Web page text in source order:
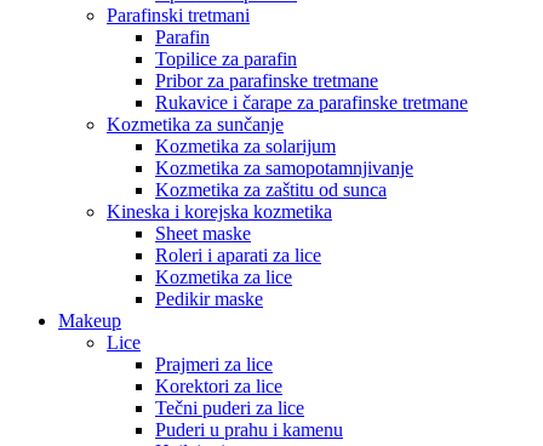
Parafinski tretmani
Parafin
Topilice za parafin
Pribor za parafinske tretmane
Rukavice i čarape za parafinske tretmane
Kozmetika za sunčanje
Kozmetika za solarijum
Kozmetika za samopotamnjivanje
Kozmetika za zaštitu od sunca
Kineska i korejska kozmetika
Sheet maske
Roleri i aparati za lice
Kozmetika za lice
Pedikir maske
Makeup
Lice
Prajmeri za lice
Korektori za lice
Tečni puderi za lice
Puderi u prahu i kamenu